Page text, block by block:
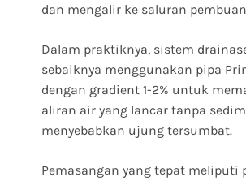
dan mengalir ke saluran
Dalam praktiknya, sistem
sebaiknya menggunakan pipa
dengan gradient 1-2% untuk
aliran air yang lancar tanpa
menyebabkan ujung tersumbat.
Pemasangan yang tepat meliputi